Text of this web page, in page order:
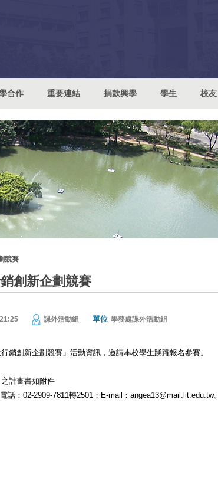
合作 重要連結 捐款興學 學生 校友
競賽
創新企劃競賽
課外活動組 單位 學務處課外活動組
銷創新企劃競賽」活動資訊，邀請本校學生踴躍報名參賽。
計畫書如附件
：02-2909-7811轉2501；E-mail：angea13@mail.lit.edu.tw。